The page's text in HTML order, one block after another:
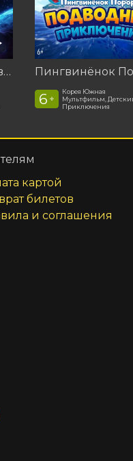
Смешарики сквозь вселенные
6 +
Корея Южная
Мультфильм,
Приключения
картой
билетов
и соглашения